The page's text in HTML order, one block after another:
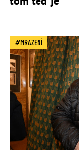
MRAZENÍ